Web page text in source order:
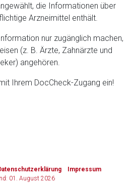
die Informationen über
Arzneimittel enthält.
nur zugänglich machen,
(z. B. Ärzte, Zahnärzte und
angehören.
Ihrem DocCheck-Zugang ein!
Impressum
01. August 2026